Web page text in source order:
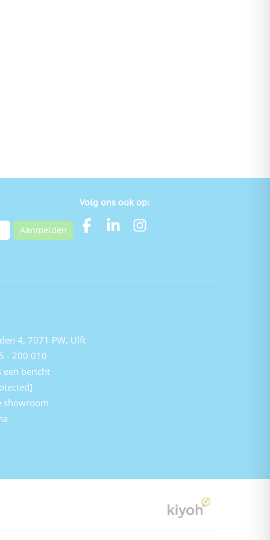
Aanmelden
Volg ons ook op:
4, 7071 PW, Ulft
- 200 010
een bericht
showroom